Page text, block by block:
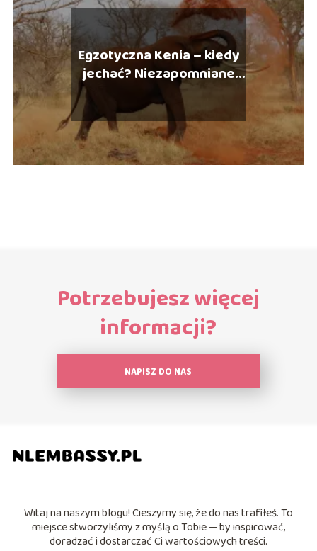
Egzotyczna Kenia – kiedy
jechać? Niezapomniane
wakacje
Potrzebujesz więcej
informacji?
NAPISZ DO NAS
Witaj na naszym blogu! Cieszymy się, że do nas trafiłeś. To
miejsce stworzyliśmy z myślą o Tobie — by inspirować,
doradzać i dostarczać Ci wartościowych treści.